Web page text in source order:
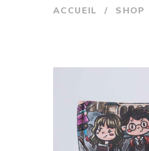
ACCUEIL / SHOP